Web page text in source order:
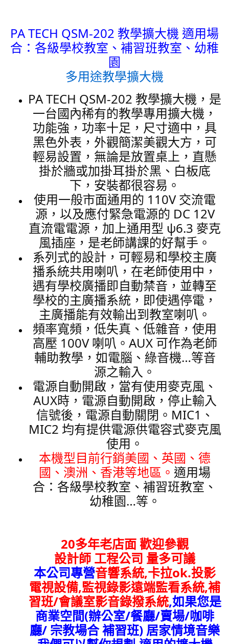
PA TECH QSM-202 教學擴大機 適用場
合：各級學校教室、補習班教室、幼稚
園
多用途教學擴大機
PA TECH QSM-202 教學擴大機，是
一台國內稀有的教學專用擴大機，
功能強，功率十足，尺寸適中，具
黑色外表，外觀簡潔美觀大方，可
輕易設置，無論是放置桌上，直懸
掛於牆或加掛耳掛於黑、白板底
下，安裝都很容易。
使用一般市面通用的 110V 交流電
源，以及應付緊急電源的 DC 12V
直流電電源，加上通用型 ψ6.3 麥克
風插座，是老師講課的好幫手。
系列式的設計，可輕易和學校主廣
播系統共用喇叭，在老師使用中，
遇有學校廣播即自動禁音，並轉至
學校的主廣播系統，即使遇停電，
主廣播能有效輸出到教室喇叭。
頻率寬頻，低失真、低雜音，使用
高壓 100V 喇叭。AUX 可作為老師
輔助教學，如電腦、綠音機…等音
源之輸入。
電源自動開啟，當有使用麥克風、
AUX時，電源自動開啟，停止輸入
信號後，電源自動關閉。MIC1、
MIC2 均有提供電源供電容式麥克風
使用。
本機型目前行銷美國、英國、德
國、澳洲、香港等地區。 適用場
合：各級學校教室、補習班教室、
幼稚園…等。
20多年老店面 歡迎參觀
設計師 工程公司 量多可議
本公司專營音響系統,卡拉ok.投影
電視設備,監視錄影遠端監看系統,補
習班/會議室影音錄撥系統,如果您是
商業空間(辦公室/餐廳/賣場/咖啡
廳/ 宗教場合 補習班) 居家情境音樂